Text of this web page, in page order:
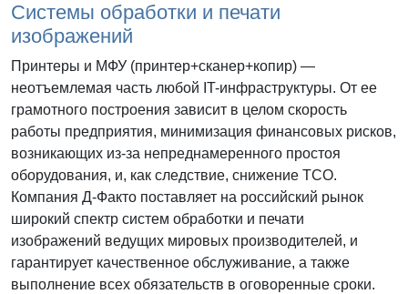
Системы обработки и печати
изображений
Принтеры и МФУ (принтер+сканер+копир) —
неотъемлемая часть любой IT-инфраструктуры. От ее
грамотного построения зависит в целом скорость
работы предприятия, минимизация финансовых рисков,
возникающих из-за непреднамеренного простоя
оборудования, и, как следствие, снижение TCO.
Компания Д-Факто поставляет на российский рынок
широкий спектр систем обработки и печати
изображений ведущих мировых производителей, и
гарантирует качественное обслуживание, а также
выполнение всех обязательств в оговоренные сроки.